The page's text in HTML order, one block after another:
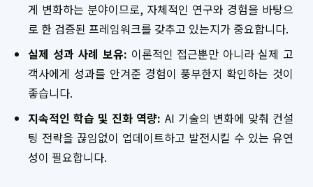
게 변화하는 분야이므로, 자체적인 연구와 경험을 바탕으
로 한 검증된 프레임워크를 갖추고 있는지가 중요합니다.
실제 성과 사례 보유: 이론적인 접근뿐만 아니라 실제 고
객사에게 성과를 안겨준 경험이 풍부한지 확인하는 것이
좋습니다.
지속적인 학습 및 진화 역량: AI 기술의 변화에 맞춰 컨설
팅 전략을 끊임없이 업데이트하고 발전시킬 수 있는 유연
성이 필요합니다.